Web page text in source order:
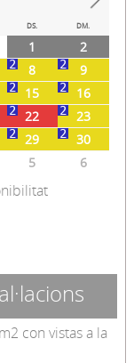
Next
DS. DM.
1
2
8
9
15
16
22
23
29
30
5 6
con vistas a la